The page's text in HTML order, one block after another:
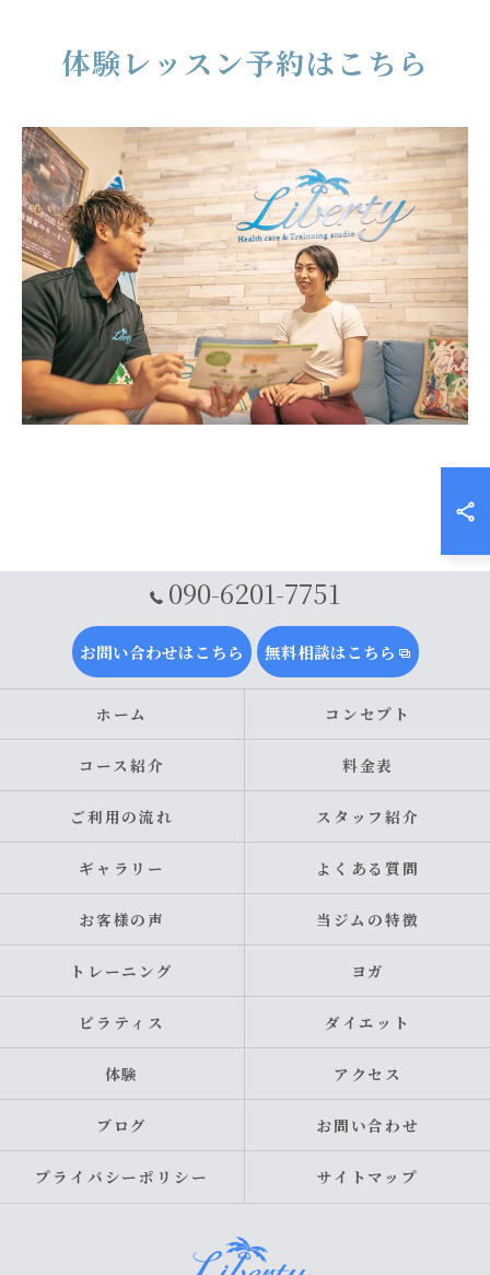
体験レッスン予約はこちら
090-6201-7751
お問い合わせはこちら 無料相談はこちら
ホーム コンセプト
コース紹介 料金表
ご利用の流れ スタッフ紹介
ギャラリー よくある質問
お客様の声 当ジムの特徴
トレーニング ヨガ
ピラティス ダイエット
体験 アクセス
ブログ お問い合わせ
プライバシーポリシー サイトマップ